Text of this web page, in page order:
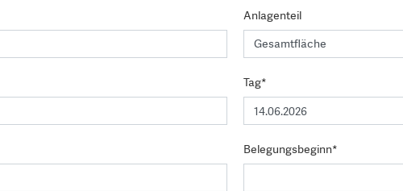
Anlagenteil
Tag*
Belegungsbeginn*